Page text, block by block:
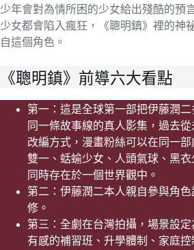
少年會對為情所困的少女給出殘酷的預
少女都會陷入瘋狂，《聰明鎮》裡的神
自這個角色。
《聰明鎮》前導六大看點
第一：這是全球第一部把伊藤潤
同一條故事線的真人影集，過去
改編方式，漫畫粉絲可以在同一部
雙一、蛞蝓少女、人頭氣球、黑
同時存在於一個世界觀中。
第二：伊藤潤二本人親自參與角
修。
第三：全劇在台灣拍攝，場景設
有感的補習班、升學體制、家庭控